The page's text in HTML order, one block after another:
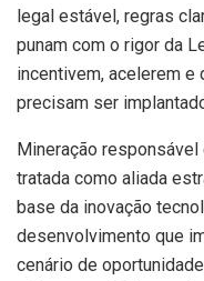
legal estável, regras
punam com o rigor da
incentivem, acelerem
precisam ser
Mineração
tratada como aliada
base da inovação
desenvolvimento que
cenário de